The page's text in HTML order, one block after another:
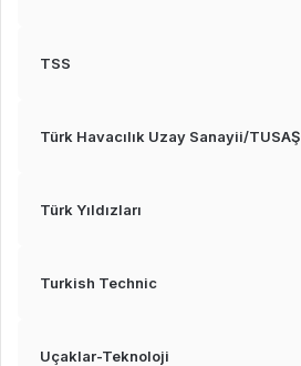
TSS
Türk Havacılık Uzay Sanayii/TUSAŞ
Türk Yıldızları
Turkish Technic
Uçaklar-Teknoloji